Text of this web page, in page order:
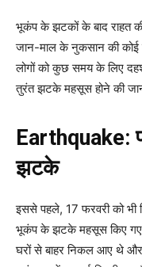
भूकंप के झटकों के बाद राहत
जान-माल के नुकसान की कोई
लोगों को कुछ समय के लिए
तुरंत झटके महसूस होने की
Earthquake:
झटके
इससे पहले, 17 फरवरी को
भूकंप के झटके महसूस किए
घरों से बाहर निकल आए थे